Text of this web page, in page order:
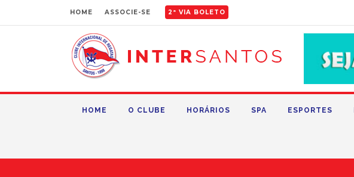
HOME ASSOCIE-SE 2ª VIA BOLETO
HOME O CLUBE HORÁRIOS SPA ESPORTES